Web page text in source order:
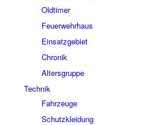
Oldtimer
Feuerwehrhaus
Einsatzgebiet
Chronik
Altersgruppe
Technik
Fahrzeuge
Schutzkleidung